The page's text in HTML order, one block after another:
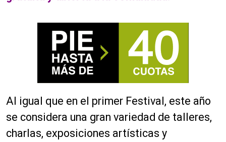
Al igual que en el primer Festival, este año
se considera una gran variedad de talleres,
charlas, exposiciones artísticas y